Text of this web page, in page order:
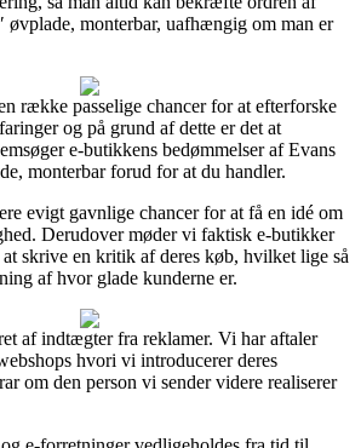
øvplade, monterbar, uafhængig om man er
række passelige chancer for at efterforske
og på grund af dette er det at
e-butikkens bedømmelser af Evans
monterbar forud for at du handler.
evigt gavnlige chancer for at få en idé om
Derudover møder vi faktisk e-butikker
skrive en kritik af deres køb, hvilket lige så
af hvor glade kunderne er.
af indtægter fra reklamer. Vi har aftaler
hvori vi introducerer deres
om den person vi sender videre realiserer